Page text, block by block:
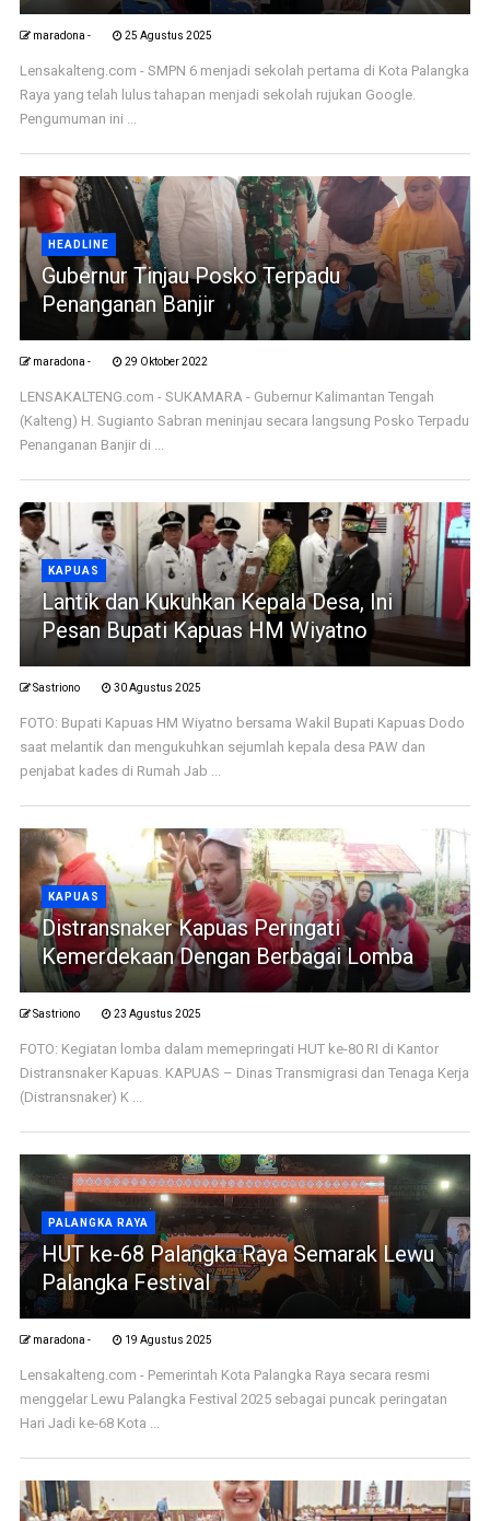
maradona - 25 Agustus 2025
Lensakalteng.com - SMPN 6 menjadi sekolah pertama di Kota Palangka
Raya yang telah lulus tahapan menjadi sekolah rujukan Google.
Pengumuman ini ...
HEADLINE
Gubernur Tinjau Posko Terpadu
Penanganan Banjir
maradona - 29 Oktober 2022
LENSAKALTENG.com - SUKAMARA - Gubernur Kalimantan Tengah
(Kalteng) H. Sugianto Sabran meninjau secara langsung Posko Terpadu
Penanganan Banjir di ...
KAPUAS
Lantik dan Kukuhkan Kepala Desa, Ini
Pesan Bupati Kapuas HM Wiyatno
Sastriono 30 Agustus 2025
FOTO: Bupati Kapuas HM Wiyatno bersama Wakil Bupati Kapuas Dodo
saat melantik dan mengukuhkan sejumlah kepala desa PAW dan
penjabat kades di Rumah Jab ...
KAPUAS
Distransnaker Kapuas Peringati
Kemerdekaan Dengan Berbagai Lomba
Sastriono 23 Agustus 2025
FOTO: Kegiatan lomba dalam memepringati HUT ke-80 RI di Kantor
Distransnaker Kapuas. KAPUAS – Dinas Transmigrasi dan Tenaga Kerja
(Distransnaker) K ...
PALANGKA RAYA
HUT ke-68 Palangka Raya Semarak Lewu
Palangka Festival
maradona - 19 Agustus 2025
Lensakalteng.com - Pemerintah Kota Palangka Raya secara resmi
menggelar Lewu Palangka Festival 2025 sebagai puncak peringatan
Hari Jadi ke-68 Kota ...